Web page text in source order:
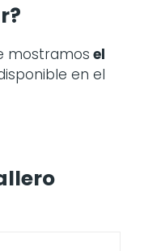
mostramos el
en el